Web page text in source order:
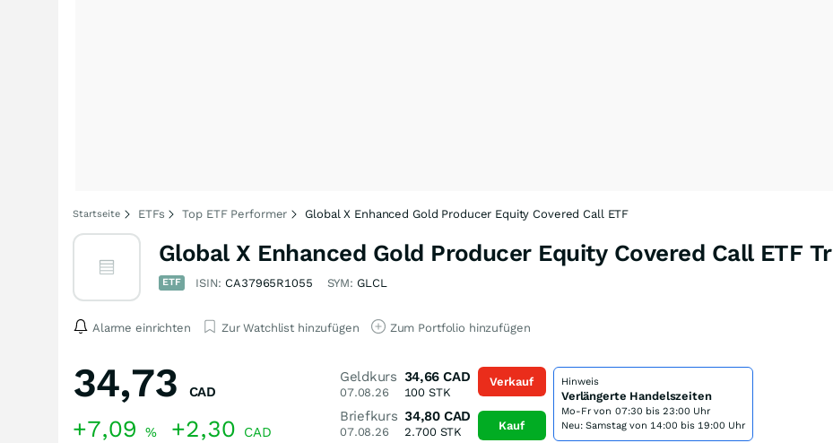
Startseite ETFs Top ETF Performer Global X Enhanced Gold Producer Equity Covered Call ETF
Global X Enhanced Gold Producer Equity Covered Call ETF
ETF ISIN: CA37965R1055 SYM: GLCL
Alarme einrichten Zur Watchlist hinzufügen Zum Portfolio hinzufügen
34,73 CAD
+7,09 % +2,30 CAD
Geldkurs
07.08.26
34,66 CAD
100 STK
Briefkurs
07.08.26
34,80 CAD
2.700STK
Verkauf
Kauf
Hinweis
Verlängerte Handelszeiten
Mo-Fr von 07:30 bis 23:00 Uhr
Neu: Samstag von 14:00 bis 19:00 Uhr